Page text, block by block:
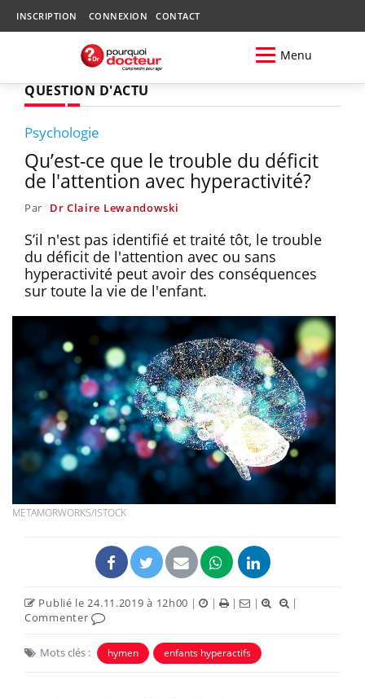
INSCRIPTION CONNEXION CONTACT
Menu
QUESTION D'ACTU
Psychologie
Qu’est-ce que le trouble du déficit
de l'attention avec hyperactivité?
Par Dr Claire Lewandowski
S’il n'est pas identifié et traité tôt, le trouble
du déficit de l'attention avec ou sans
hyperactivité peut avoir des conséquences
sur toute la vie de l'enfant.
METAMORWORKS/ISTOCK
Publié le 24.11.2019 à 12h00 | | | |
|
Commenter
Mots clés : hymen enfants hyperactifs